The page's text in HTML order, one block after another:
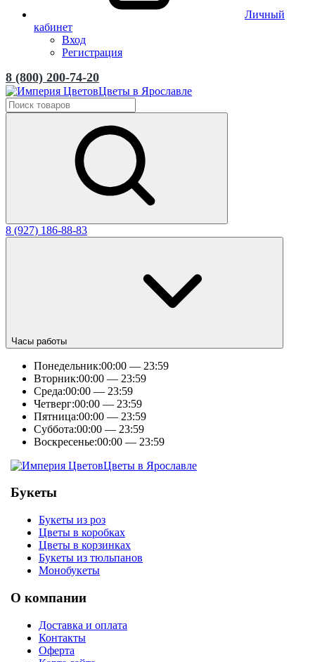
Личный
кабинет
Вход
Регистрация
8 (800) 200-74-20
Цветы в Ярославле
8 (927) 186-88-83
Часы работы
Понедельник:00:00 — 23:59
Вторник:00:00 — 23:59
Среда:00:00 — 23:59
Четверг:00:00 — 23:59
Пятница:00:00 — 23:59
Суббота:00:00 — 23:59
Воскресенье:00:00 — 23:59
Цветы в Ярославле
Букеты
Букеты из роз
Цветы в коробках
Цветы в корзинках
Букеты из тюльпанов
Монобукеты
О компании
Доставка и оплата
Контакты
Оферта